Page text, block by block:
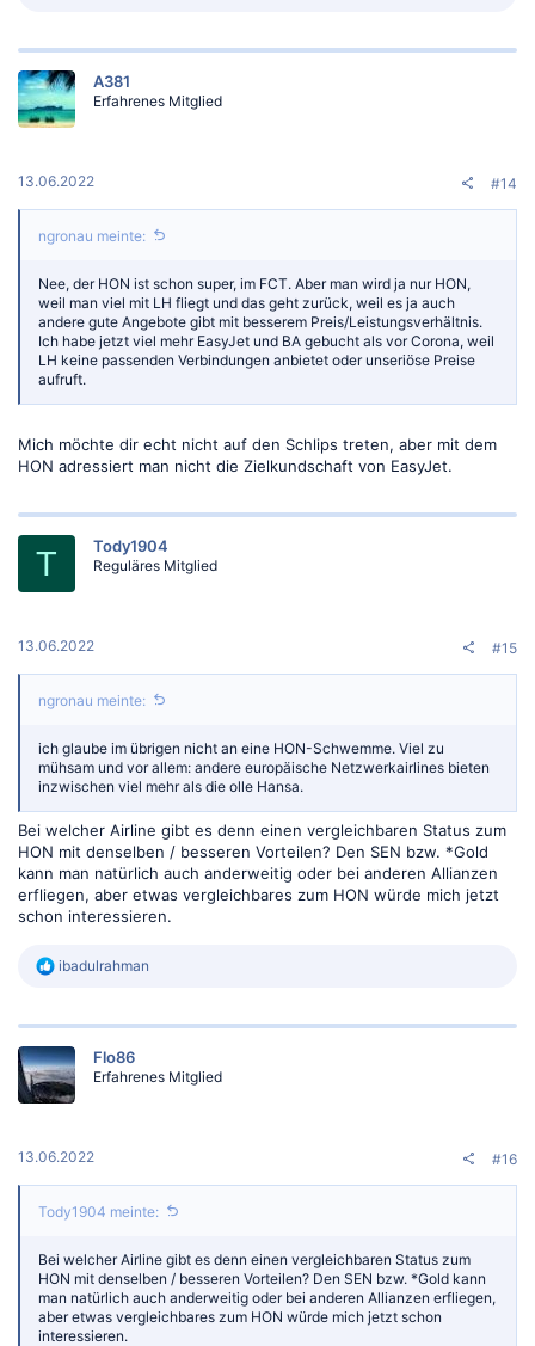
k
i
o
n
:
A381
Erfahrenes Mitglied
13.06.2022 #14
ngronau meinte:
Nee, der HON ist schon super, im FCT. Aber man wird ja nur HON,
weil man viel mit LH fliegt und das geht zurück, weil es ja auch
andere gute Angebote gibt mit besserem Preis/Leistungsverhältnis.
Ich habe jetzt viel mehr EasyJet und BA gebucht als vor Corona, weil
LH keine passenden Verbindungen anbietet oder unseriöse Preise
aufruft.
Mich möchte dir echt nicht auf den Schlips treten, aber mit dem
HON adressiert man nicht die Zielkundschaft von EasyJet.
T Tody1904
Reguläres Mitglied
13.06.2022 #15
ngronau meinte:
ich glaube im übrigen nicht an eine HON-Schwemme. Viel zu
mühsam und vor allem: andere europäische Netzwerkairlines bieten
inzwischen viel mehr als die olle Hansa.
Bei welcher Airline gibt es denn einen vergleichbaren Status zum
HON mit denselben / besseren Vorteilen? Den SEN bzw. *Gold
kann man natürlich auch anderweitig oder bei anderen Allianzen
erfliegen, aber etwas vergleichbares zum HON würde mich jetzt
schon interessieren.
R
k
i
o
n
:
ibadulrahman
Flo86
Erfahrenes Mitglied
13.06.2022 #16
Tody1904 meinte:
Bei welcher Airline gibt es denn einen vergleichbaren Status zum
HON mit denselben / besseren Vorteilen? Den SEN bzw. *Gold kann
man natürlich auch anderweitig oder bei anderen Allianzen erfliegen,
aber etwas vergleichbares zum HON würde mich jetzt schon
interessieren.